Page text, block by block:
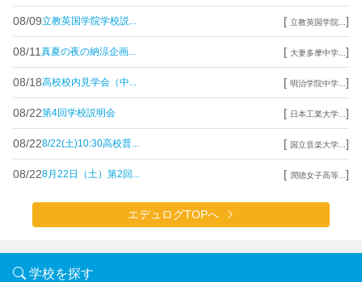
08/09立教英国学院学校説... [ 立教英国学院... ]
08/11 真夏の夜の納涼企画... [ 大妻多摩中学... ]
08/18高校校内見学会（中... [ 明治学院中学... ]
08/22第4回学校説明会 [ 日本工業大学... ]
08/228/22(土)10:30高校普... [ 国立音楽大学... ]
08/228月22日（土）第2回... [ 潤徳女子高等... ]
エデュログTOPへ
学校を探す